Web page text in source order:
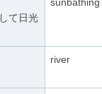
て日光
river